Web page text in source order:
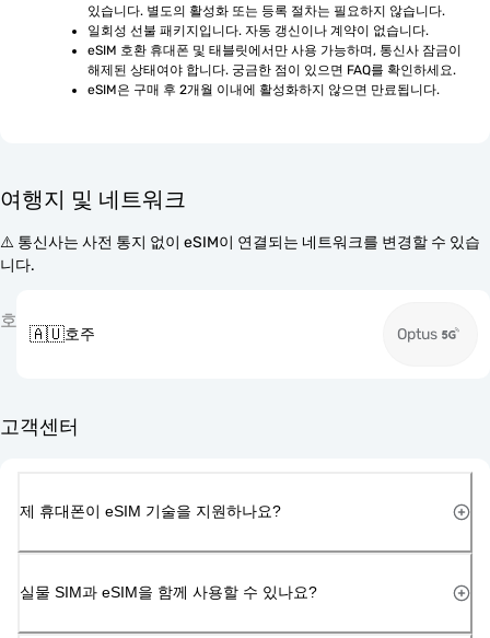
있습니다. 별도의 활성화 또는 등록 절차는 필요하지 않습니다.
일회성 선불 패키지입니다. 자동 갱신이나 계약이 없습니다.
eSIM 호환 휴대폰 및 태블릿에서만 사용 가능하며, 통신사 잠금이
해제된 상태여야 합니다. 궁금한 점이 있으면 FAQ를 확인하세요.
eSIM은 구매 후 2개월 이내에 활성화하지 않으면 만료됩니다.
여행지 및 네트워크
⚠️ 통신사는 사전 통지 없이 eSIM이 연결되는 네트워크를 변경할 수 있습
니다.
호
🇦🇺호주 Optus
고객센터
제 휴대폰이 eSIM 기술을 지원하나요?
실물 SIM과 eSIM을 함께 사용할 수 있나요?